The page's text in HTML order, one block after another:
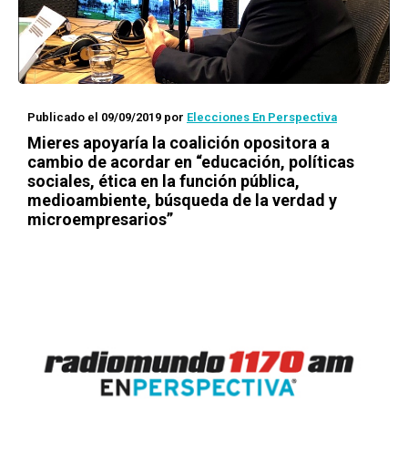
Publicado el 09/09/2019 por Elecciones En Perspectiva
Mieres apoyaría la coalición opositora a
cambio de acordar en “educación, políticas
sociales, ética en la función pública,
medioambiente, búsqueda de la verdad y
microempresarios”